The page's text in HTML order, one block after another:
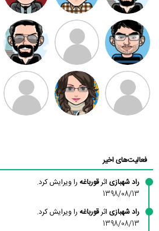
مهدی فرهمند مهدی سلطانی داود رضیی
سامان راحمی امیردلتا امیروو
فعالیت‌های اخیر
راد شهبازی اثرقورباغه را ویرایش کرد.
1398/08/13
راد شهبازی اثرقورباغه را ویرایش کرد.
1398/08/13